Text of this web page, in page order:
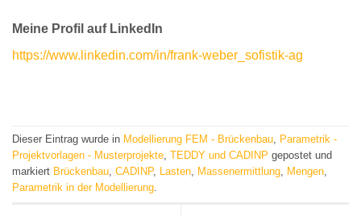
Meine Profil auf LinkedIn
https://www.linkedin.com/in/frank-weber_sofistik-ag
Dieser Eintrag wurde in Modellierung FEM - Brückenbau, Parametrik -
Projektvorlagen - Musterprojekte, TEDDY und CADINP gepostet und
markiert Brückenbau, CADINP, Lasten, Massenermittlung, Mengen,
Parametrik in der Modellierung.